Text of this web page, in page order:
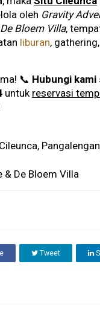
oleh Gravity
De Bloem Villa,
liburan,
📞 Hubungi kami
untuk reservasi
& De Bloem Villa
Tweet